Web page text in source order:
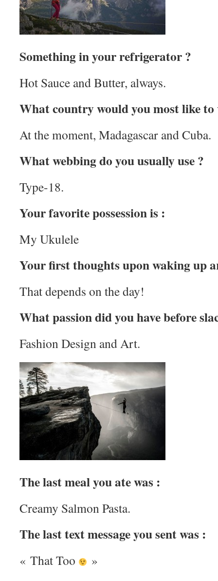
Something in your refrigerator ?
Hot Sauce and Butter, always.
What country would you most like
At the moment, Madagascar and Cuba.
What webbing do you usually use ?
Type-18.
Your favorite possession is :
My Ukulele
Your first thoughts upon waking up
That depends on the day!
What passion did you have before
Fashion Design and Art.
The last meal you ate was :
Creamy Salmon Pasta.
The last text message you sent was :
« That Too »